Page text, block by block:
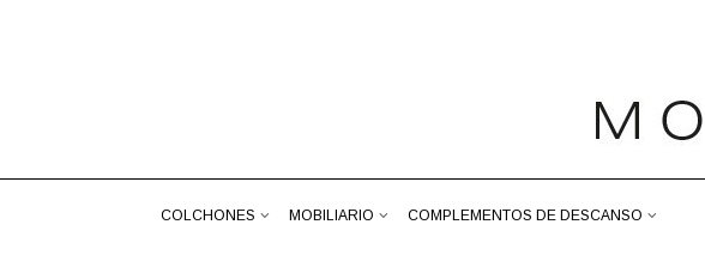
COLCHONES MOBILIARIO COMPLEMENTOS DE DESCANSO